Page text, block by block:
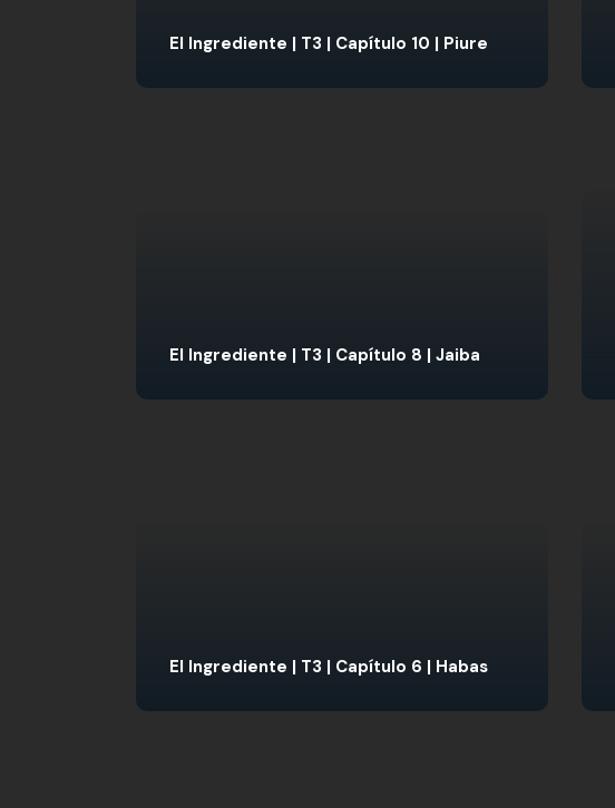
El Ingrediente | T3 | Capítulo 10 | Piure
El Ingrediente | T3 | Capítulo 8 | Jaiba
El Ingrediente | T3 | Capítulo 6 | Habas